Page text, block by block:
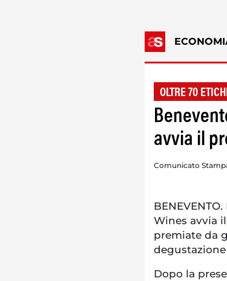
OLTRE 70
avvia il
Comunicato
Wines avvia
premiate da
Dopo la